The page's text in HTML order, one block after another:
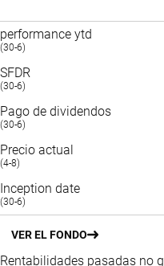
performance ytd
(30-6)
SFDR
(30-6)
Pago de dividendos
(30-6)
Precio actual
(4-8)
Inception date
(30-6)
VER EL FONDO
Rentabilidades pasadas no